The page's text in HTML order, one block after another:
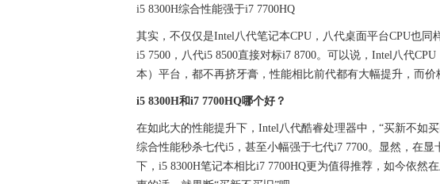
i5 8300H综合性能强于i7 7700HQ
其实，不仅仅是Intel八代笔记本CPU，八代桌面平台CPU也
i5 7500，八代i5 8500直接对标i7 8700。可以说，Intel八代
本）平台，都不再挤牙膏，性能相比前代都有大幅提升，而价
i5 8300H和i7 7700HQ哪个好？
在如此大的性能提升下，Intel八代酷睿处理器中，“买新不如
综合性能秒杀七代i5，甚至小幅强于七代i7 7700。显然，在
下，i5 8300H笔记本相比i7 7700HQ更为值得推荐，如今依然